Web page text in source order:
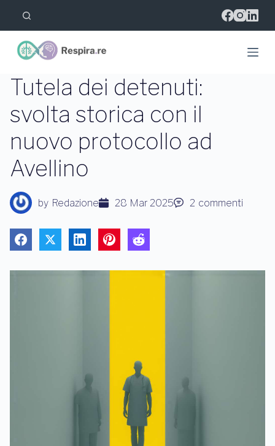
l
l
n
t
t
o
Tutela dei detenuti:
svolta storica con il
nuovo protocollo ad
Avellino
by Redazione 28 Mar 2025 2 commenti